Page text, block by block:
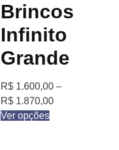
Brincos
Infinito
Grande
R$ 1.600,00 –
R$ 1.870,00
Ver opções